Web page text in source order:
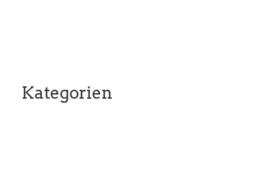
Kategorien